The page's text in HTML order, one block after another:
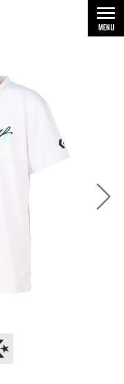
MENU